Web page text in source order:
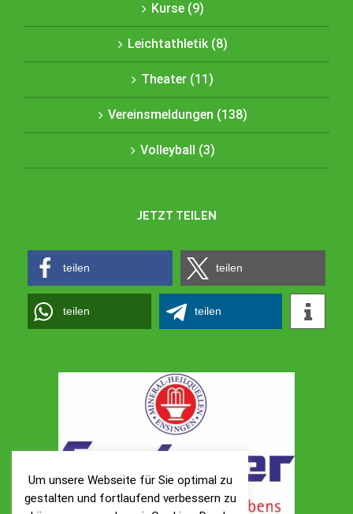
Kurse (9)
Leichtathletik (8)
Theater (11)
Vereinsmeldungen (138)
Volleyball (3)
JETZT TEILEN
teilen teilen
teilen teilen
Um unsere Webseite für Sie optimal zu
gestalten und fortlaufend verbessern zu